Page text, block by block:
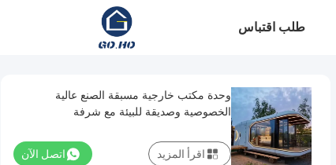
طلب اقتباس
وحدة مكتب خارجية مسبقة الصنع عالية
الخصوصية وصديقة للبيئة مع شرفة
اتصل الآن اقرأ المزيد